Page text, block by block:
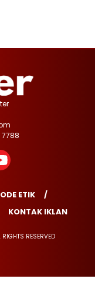
ETIK
KONTAK IKLAN
RESERVED